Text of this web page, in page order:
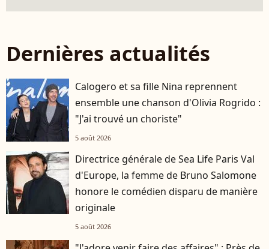
Dernières actualités
Calogero et sa fille Nina reprennent
ensemble une chanson d'Olivia Rogrido :
"J'ai trouvé un choriste"
5 août 2026
Directrice générale de Sea Life Paris Val
d'Europe, la femme de Bruno Salomone
honore le comédien disparu de manière
originale
5 août 2026